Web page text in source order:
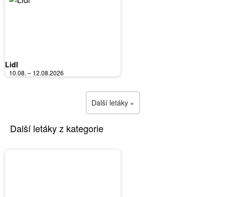
Lidl
10.08. – 12.08.2026
Další letáky »
Další letáky z kategorie